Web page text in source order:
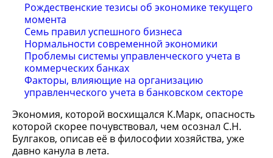
Рождественские тезисы об экономике текущего
момента
Семь правил успешного бизнеса
Нормальности современной экономики
Проблемы системы управленческого учета в
коммерческих банках
Факторы, влияющие на организацию
управленческого учета в банковском секторе
Экономия, которой восхищался К.Марк, опасность
которой скорее почувствовал, чем осознал С.Н.
Булгаков, описав её в философии хозяйства, уже
давно канула в лета.